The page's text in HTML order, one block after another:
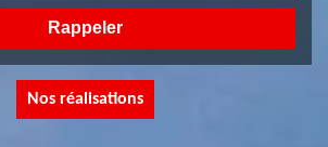
Nos réalisations